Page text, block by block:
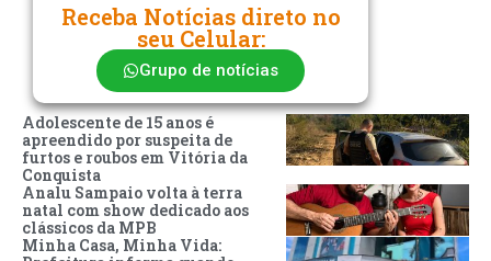
Receba Notícias direto no
seu Celular:
Grupo de notícias
Adolescente de 15 anos é
apreendido por suspeita de
furtos e roubos em Vitória da
Conquista
Analu Sampaio volta à terra
natal com show dedicado aos
clássicos da MPB
Minha Casa, Minha Vida: